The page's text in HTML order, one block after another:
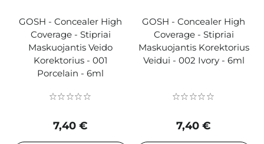
GOSH - Concealer High
Coverage - Stipriai
Maskuojantis Veido
Korektorius - 001
Porcelain - 6ml
7,40 €
GOSH - Concealer High
Coverage - Stipriai
Maskuojantis Korektorius
Veidui - 002 Ivory - 6ml
7,40 €